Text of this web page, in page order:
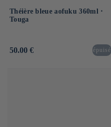
Théière bleue aofuku 360ml ⋅
Touga
Prix
50.00 € épuisé